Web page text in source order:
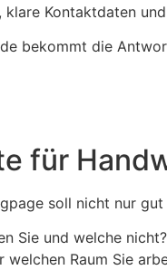
Kontaktdaten
bekommt die
für
soll nicht nur
Sie und welche
Raum Sie